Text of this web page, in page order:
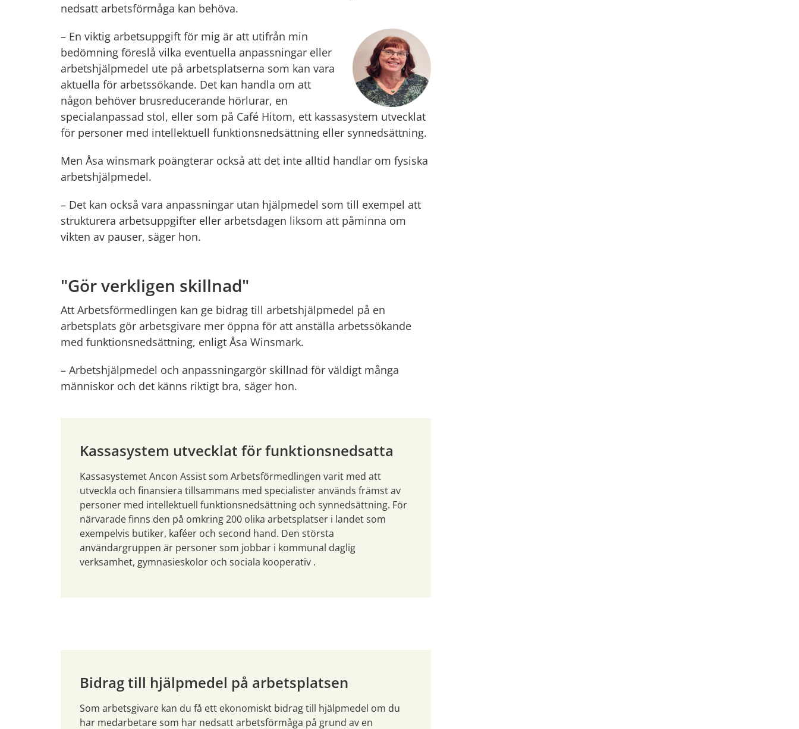
nedsatt arbetsförmåga kan behöva.
– En viktig arbetsuppgift för mig är att utifrån min
bedömning föreslå vilka eventuella anpassningar eller
arbetshjälpmedel ute på arbetsplatserna som kan vara
aktuella för arbetssökande. Det kan handla om att
någon behöver brusreducerande hörlurar, en
specialanpassad stol, eller som på Café Hitom, ett kassasystem utvecklat
för personer med intellektuell funktionsnedsättning eller synnedsättning.
Men Åsa winsmark poängterar också att det inte alltid handlar om fysiska
arbetshjälpmedel.
– Det kan också vara anpassningar utan hjälpmedel som till exempel att
strukturera arbetsuppgifter eller arbetsdagen liksom att påminna om
vikten av pauser, säger hon.
"Gör verkligen skillnad"
Att Arbetsförmedlingen kan ge bidrag till arbetshjälpmedel på en
arbetsplats gör arbetsgivare mer öppna för att anställa arbetssökande
med funktionsnedsättning, enligt Åsa Winsmark.
– Arbetshjälpmedel och anpassningargör skillnad för väldigt många
människor och det känns riktigt bra, säger hon.
Kassasystem utvecklat för funktionsnedsatta
Kassasystemet Ancon Assist som Arbetsförmedlingen varit med att
utveckla och finansiera tillsammans med specialister används främst av
personer med intellektuell funktionsnedsättning och synnedsättning. För
närvarade finns den på omkring 200 olika arbetsplatser i landet som
exempelvis butiker, kaféer och second hand. Den största
användargruppen är personer som jobbar i kommunal daglig
verksamhet, gymnasieskolor och sociala kooperativ .
Bidrag till hjälpmedel på arbetsplatsen
Som arbetsgivare kan du få ett ekonomiskt bidrag till hjälpmedel om du
har medarbetare som har nedsatt arbetsförmåga på grund av en